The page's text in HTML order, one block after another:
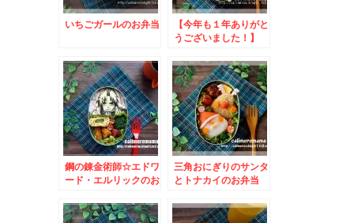
いちごガールのお弁当
【今年も１年ありがと
うございました！】
鋼の錬金術師☆エドワ
ード・エルリックのお
三角おにぎりのサンタ
とトナカイのお弁当